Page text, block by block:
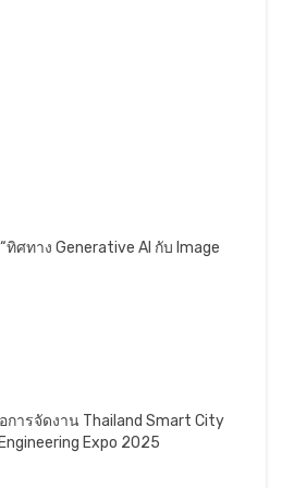
ศทาง Generative AI กับ Image
ารจัดงาน Thailand Smart City
Expo 2025